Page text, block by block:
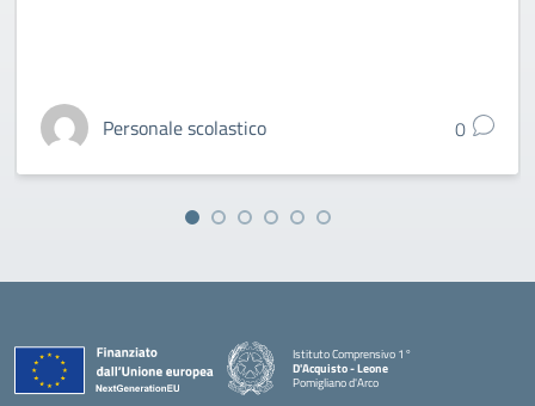
Personale scolastico 0
Istituto Comprensivo 1°
D'Acquisto - Leone
Pomigliano d'Arco
— Visita la pagina iniziale della scuola